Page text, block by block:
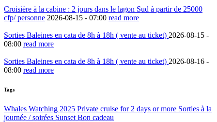
Croisière à la cabine : 2 jours dans le lagon Sud à partir de 25000
cfp/ personne 2026-08-15 - 07:00 read more
Sorties Baleines en cata de 8h à 18h ( vente au ticket) 2026-08-15 -
08:00 read more
Sorties Baleines en cata de 8h à 18h ( vente au ticket) 2026-08-16 -
08:00 read more
Tags
Whales Watching 2025 Private cruise for 2 days or more Sorties à la
journée / soirées Sunset Bon cadeau